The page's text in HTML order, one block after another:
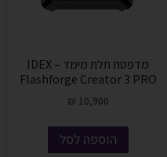
מדפסת תלת מימד IDEX –
Flashforge Creator 3 PRO
₪ 10,900
הוספה לסל